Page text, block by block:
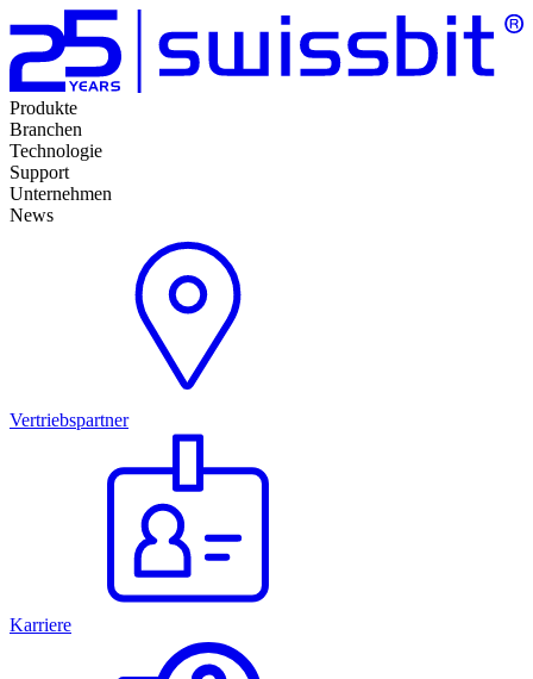
Produkte
Branchen
Technologie
Support
Unternehmen
News
Vertriebspartner
Karriere